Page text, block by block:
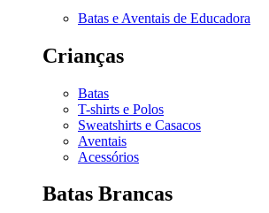
Batas e Aventais de Educadora
Crianças
Batas
T-shirts e Polos
Sweatshirts e Casacos
Aventais
Acessórios
Batas Brancas